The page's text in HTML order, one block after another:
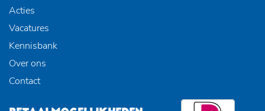
Acties
Vacatures
Kennisbank
Over ons
Contact